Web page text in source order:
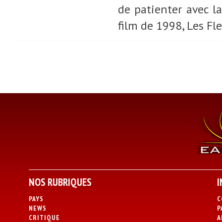
de patienter avec
film de 1998, Les
NOS RUBRIQUES
PAYS
NEWS
CRITIQUE